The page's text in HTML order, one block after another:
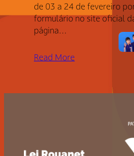
de 03 a 24 de fevereiro
formulário no site oficial
página…
Read More